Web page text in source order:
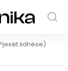
lidhëse)